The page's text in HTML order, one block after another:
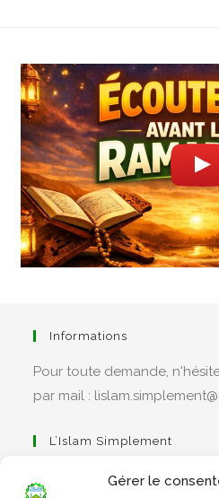
Gérer le
Informations
Pour toute demande,
par mail :
L’Islam Simplement